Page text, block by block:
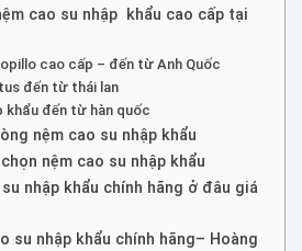
cao su nhập khẩu cao cấp tại
cao cấp – đến từ Anh Quốc
đến từ thái lan
khẩu đến từ hàn quốc
nệm cao su nhập khẩu
nệm cao su nhập khẩu
nhập khẩu chính hãng ở đâu giá
su nhập khẩu chính hãng– Hoàng